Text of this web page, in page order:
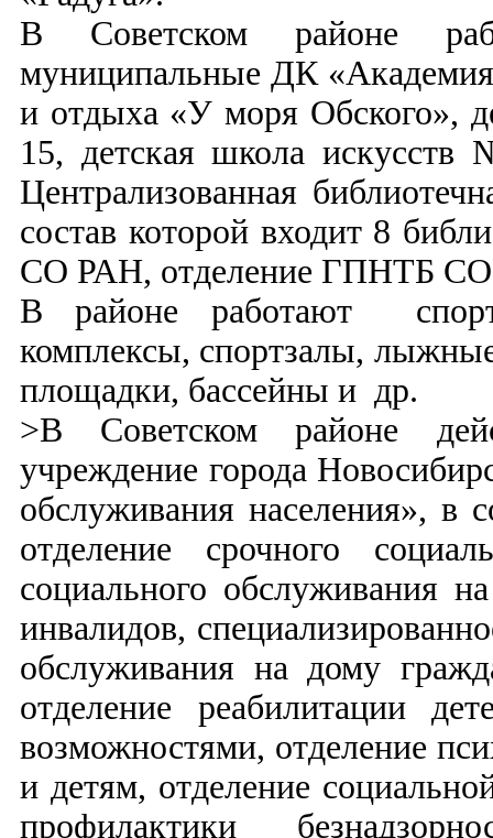
В Советском районе
муниципальные ДК
и отдыха «У моря Обского»,
15, детская школа
Централизованная
состав которой входит 8
СО РАН, отделение ГПНТБ
В районе работают
комплексы, спортзалы,
площадки, бассейны и др.
>В Советском районе
учреждение города
обслуживания населения», в
отделение срочного
социального обслуживания
инвалидов,
обслуживания на дому
отделение реабилитации
возможностями, отделение
и детям, отделение
профилактики